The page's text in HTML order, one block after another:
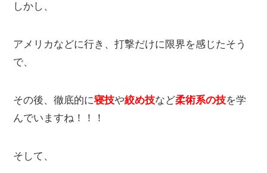
しかし、
アメリカなどに行き、打撃だけに限界を感じたそう
で、
その後、徹底的に寝技や絞め技など柔術系の技を学
んでいますね！！！
そして、